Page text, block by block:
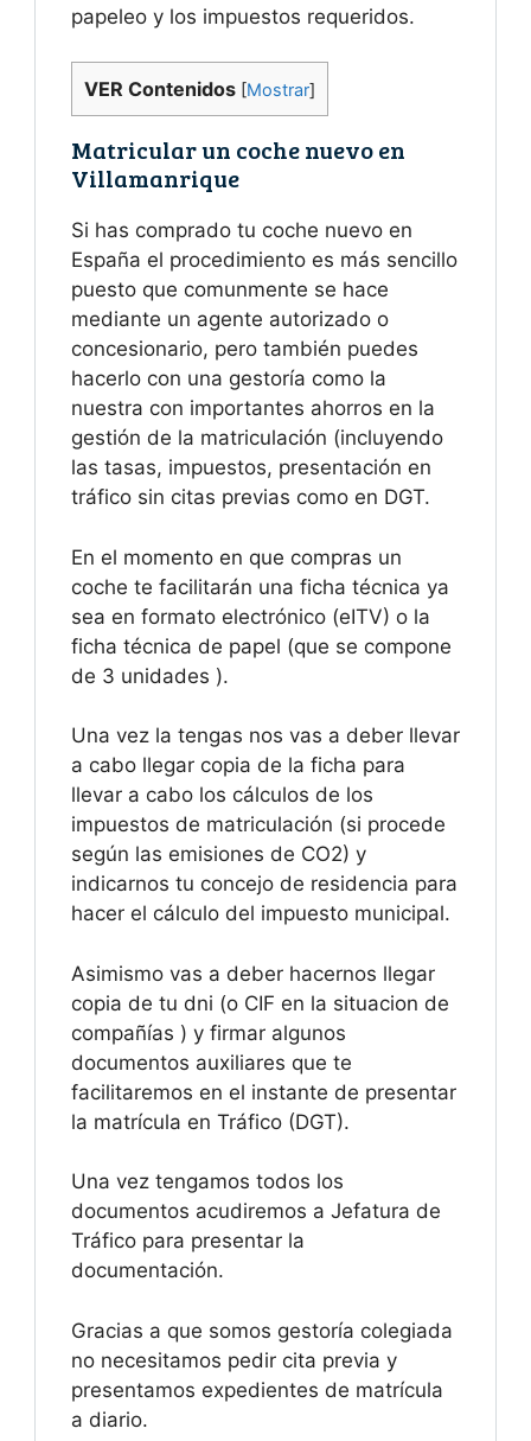
papeleo y los impuestos requeridos.
VER Contenidos [Mostrar]
Matricular un coche nuevo en
Villamanrique
Si has comprado tu coche nuevo en
España el procedimiento es más sencillo
puesto que comunmente se hace
mediante un agente autorizado o
concesionario, pero también puedes
hacerlo con una gestoría como la
nuestra con importantes ahorros en la
gestión de la matriculación (incluyendo
las tasas, impuestos, presentación en
tráfico sin citas previas como en DGT.
En el momento en que compras un
coche te facilitarán una ficha técnica ya
sea en formato electrónico (eITV) o la
ficha técnica de papel (que se compone
de 3 unidades ).
Una vez la tengas nos vas a deber llevar
a cabo llegar copia de la ficha para
llevar a cabo los cálculos de los
impuestos de matriculación (si procede
según las emisiones de CO2) y
indicarnos tu concejo de residencia para
hacer el cálculo del impuesto municipal.
Asimismo vas a deber hacernos llegar
copia de tu dni (o CIF en la situacion de
compañías ) y firmar algunos
documentos auxiliares que te
facilitaremos en el instante de presentar
la matrícula en Tráfico (DGT).
Una vez tengamos todos los
documentos acudiremos a Jefatura de
Tráfico para presentar la
documentación.
Gracias a que somos gestoría colegiada
no necesitamos pedir cita previa y
presentamos expedientes de matrícula
a diario.